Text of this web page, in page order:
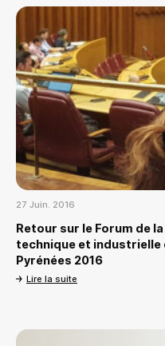
27 Juin. 2016
Retour sur le Forum de
technique et industrielle
Pyrénées 2016
Lire la suite